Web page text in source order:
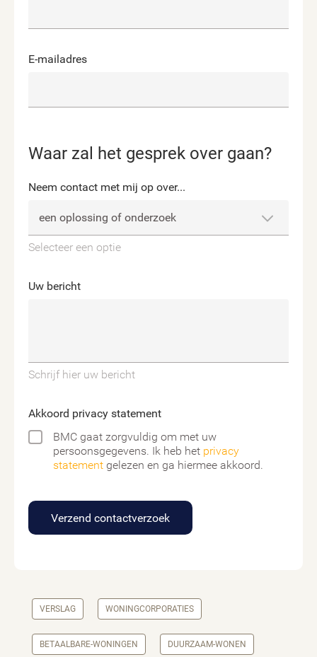
E-mailadres
Waar zal het gesprek over gaan?
Neem contact met mij op over...
Selecteer een optie
Uw bericht
Schrijf hier uw bericht
Akkoord privacy statement
BMC gaat zorgvuldig om met uw
persoonsgegevens. Ik heb het privacy
statement gelezen en ga hiermee akkoord.
Verzend contactverzoek
VERSLAG WONINGCORPORATIES
BETAALBARE-WONINGEN DUURZAAM-WONEN